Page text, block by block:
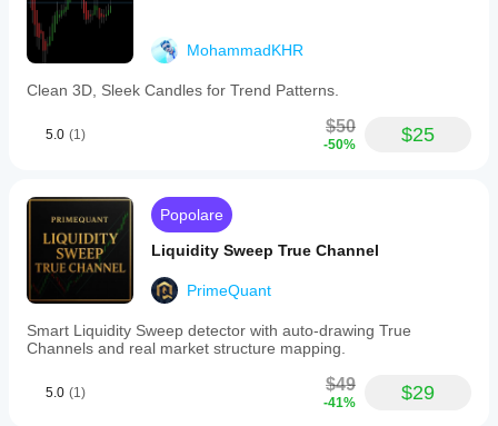
MohammadKHR
Clean 3D, Sleek Candles for Trend Patterns.
5.0 (1) $50
-50% $25
Popolare
Liquidity Sweep True Channel
PrimeQuant
Smart Liquidity Sweep detector with auto-drawing True
Channels and real market structure mapping.
5.0 (1) $49
-41% $29